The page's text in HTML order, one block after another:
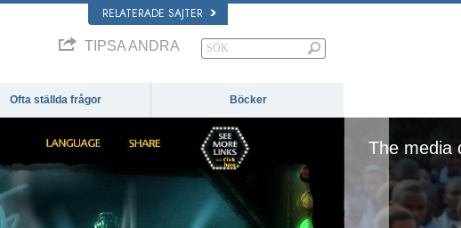
RELATERADE SAJTER
TIPSA ANDRA
Ofta ställda frågor Böcker
The media could not be loaded, either because the
format is not